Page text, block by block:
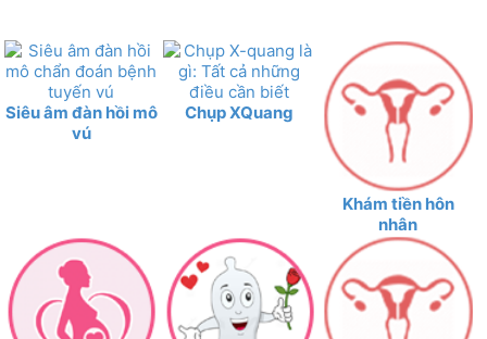
Siêu âm đàn hồi mô
vú
Chụp XQuang
Khám tiền hôn
nhân